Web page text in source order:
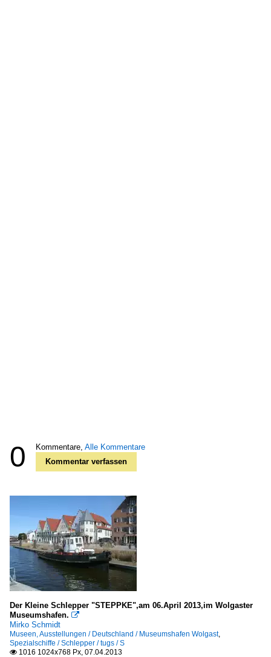
0 Kommentare, Alle Kommentare
Kommentar verfassen
Der Kleine Schlepper "STEPPKE",am 06.April 2013,im Wolgaster
Museumshafen. 
Mirko Schmidt
Museen, Ausstellungen / Deutschland / Museumshafen Wolgast,
Spezialschiffe / Schlepper / tugs / S
 1016 1024x768 Px, 07.04.2013